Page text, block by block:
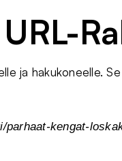
ja hakukoneelle.
parhaat-kengat-